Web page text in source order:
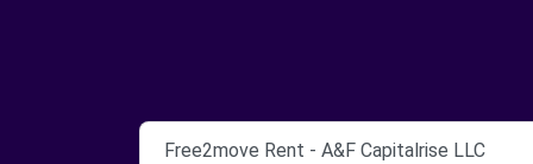
Free2move Rent - A&F Capitalrise LLC